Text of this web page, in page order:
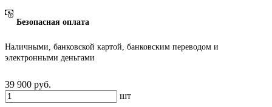
Безопасная оплата
Наличными, банковской картой, банковским переводом и
электронными деньгами
39 900 руб.
шт